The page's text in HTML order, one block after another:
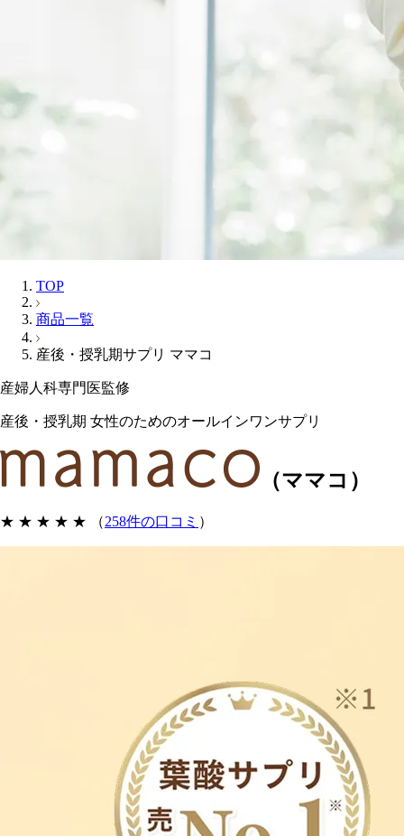
TOP
商品一覧
産後・授乳期サプリ ママコ
産婦人科専門医監修
産後・授乳期 女性のためのオールインワンサプリ
（ママコ）
★ ★ ★ ★ ★ （258件の口コミ ）